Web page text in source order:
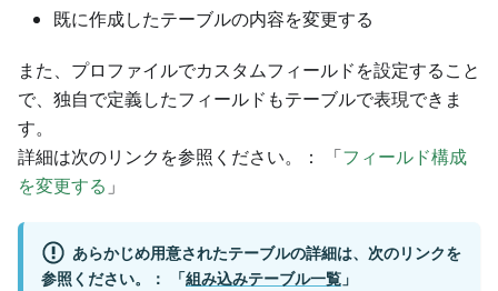
既に作成したテーブルの内容を変更する
また、プロファイルでカスタムフィールドを設定すること
で、独自で定義したフィールドもテーブルで表現できま
す。
詳細は次のリンクを参照ください。： 「フィールド構成
を変更する 」
あらかじめ用意されたテーブルの詳細は、次のリンクを
参照ください。： 「組み込みテーブル一覧 」